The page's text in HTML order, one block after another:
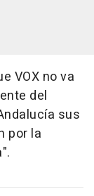
VOX no va
del
sus
por la